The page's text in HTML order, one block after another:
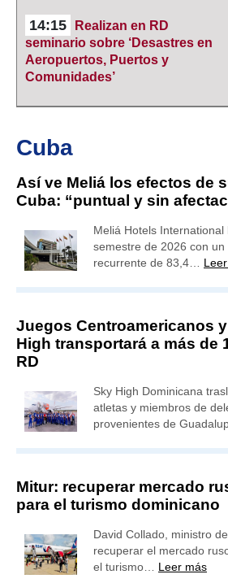
14:15
Realizan en RD
seminario sobre ‘Desastres en
Aeropuertos, Puertos y
Comunidades’
Cuba
Así ve Meliá los efectos de
Cuba: “puntual y sin
Meliá Hotels
semestre de 2026 con
recurrente de 83,4…
Juegos Centroamericanos
High transportará a más de
RD
Sky High Dominicana
atletas y miembros de
provenientes de
Mitur: recuperar mercado
para el turismo dominicano
David Collado, ministro
recuperar el mercado
el turismo… Leer más